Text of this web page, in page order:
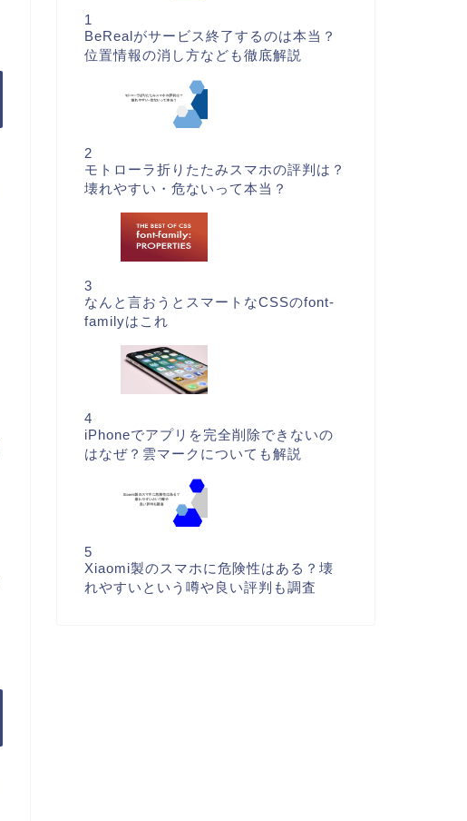
1
BeRealがサービス終了するのは本当？
位置情報の消し方なども徹底解説
2
モトローラ折りたたみスマホの評判は？
壊れやすい・危ないって本当？
3
なんと言おうとスマートなCSSのfont-
familyはこれ
4
iPhoneでアプリを完全削除できないの
はなぜ？雲マークについても解説
5
Xiaomi製のスマホに危険性はある？壊
れやすいという噂や良い評判も調査